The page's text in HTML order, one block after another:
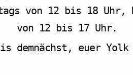
Di-
von 12 bis 18 Uhr,
von 12 bis 17 Uhr.
demnächst, euer Yolk